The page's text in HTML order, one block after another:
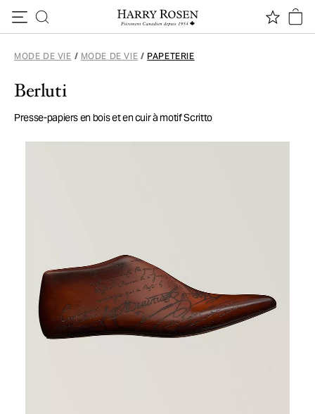
MODE DE VIE / MODE DE VIE / PAPETERIE
Berluti
Presse-papiers en bois et en cuir à motif Scritto